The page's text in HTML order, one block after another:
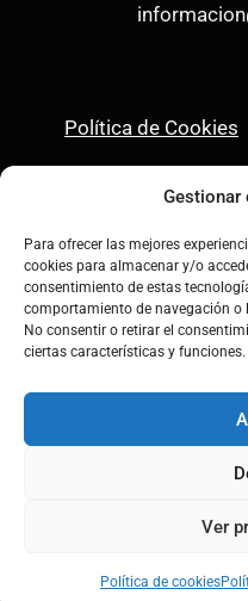
Gestionar
Para ofrecer las mejores
cookies para almacenar y/o
consentimiento de estas
comportamiento de navegación o
No consentir o retirar el
ciertas características y funciones.
Ver
Política de cookies
Política de Cookies